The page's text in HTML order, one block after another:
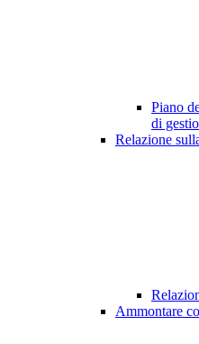
Piano
di
Relazione
Ammontare